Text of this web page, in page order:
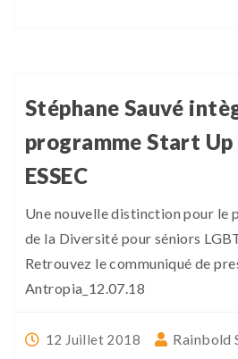
Stéphane Sauvé
programme Start Up
ESSEC
Une nouvelle distinction pour le
de la Diversité pour séniors
Retrouvez le communiqué de
Antropia_12.07.18
12 Juillet 2018
Rainbold